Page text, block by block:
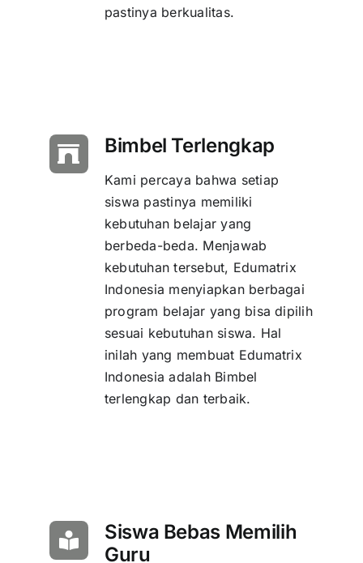
pastinya berkualitas.
Bimbel Terlengkap
Kami percaya bahwa setiap
siswa pastinya memiliki
kebutuhan belajar yang
berbeda-beda. Menjawab
kebutuhan tersebut, Edumatrix
Indonesia menyiapkan berbagai
program belajar yang bisa dipilih
sesuai kebutuhan siswa. Hal
inilah yang membuat Edumatrix
Indonesia adalah Bimbel
terlengkap dan terbaik.
Siswa Bebas Memilih
Guru